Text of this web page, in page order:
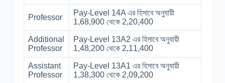
Professor
Pay-Level 14A এর হিসাবে অনুযায়ী
1,68,900 থেকে 2,20,400
Additional
Professor
Pay-Level 13A2 এর হিসাবে অনুযায়ী
1,48,200 থেকে 2,11,400
Assistant
Professor
Pay-Level 13A1 এর হিসাবে অনুযায়ী
1,38,300 থেকে 2,09,200